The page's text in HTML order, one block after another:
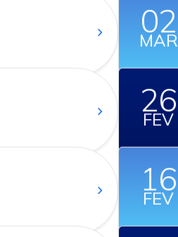
02
MAR
26
FEV
16
FEV